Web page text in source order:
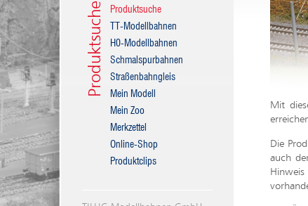
Produktsuche
Produktsuche
TT-Modellbahnen
H0-Modellbahnen
Schmalspurbahnen
Straßenbahngleis
Mein Modell
Mein Zoo
Merkzettel
Online-Shop
Produktclips
Mit
Die
auch